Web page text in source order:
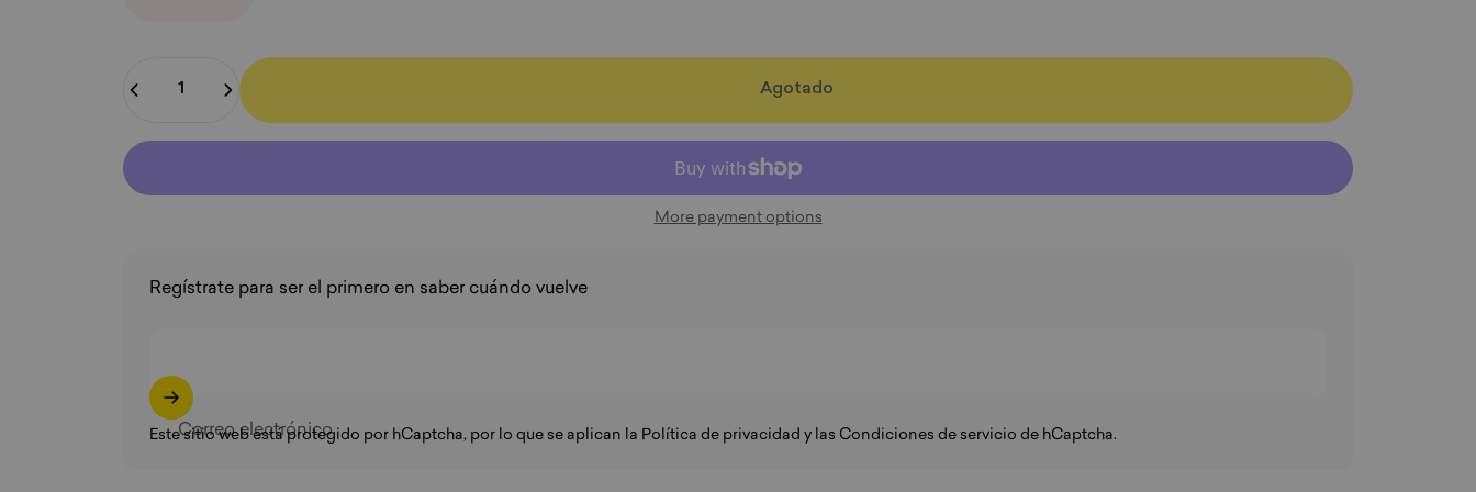
Agotado
More payment options
Regístrate para ser el primero en saber cuándo vuelve
Correo electrónico
Este sitio web está protegido por hCaptcha, por lo que se aplican la Política de privacidad y las Condiciones de servicio de hCaptcha.